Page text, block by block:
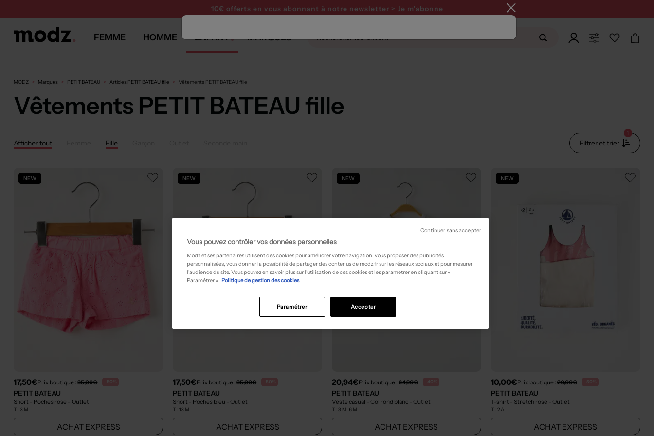
10€ offerts en vous abonnant à notre newsletter > Je m'abonne
FEMME HOMME ENFANT MARQUES
MODZ Marques PETIT BATEAU Articles PETIT BATEAU fille Vêtements PETIT BATEAU fille
Vêtements PETIT BATEAU fille
Afficher tout Fille Filtrer et trier
1
NEW
17,50€Prix boutique :35,00€ -50%
PETIT BATEAU
Short - Poches rose - Outlet
T :3 M
ACHAT EXPRESS
NEW
17,50€Prix boutique :35,00€ -50%
PETIT BATEAU
Short - Poches bleu - Outlet
T :18 M
ACHAT EXPRESS
NEW
20,94€Prix boutique : 34,90€ -40%
PETIT BATEAU
Veste casual - Col rond blanc - Outlet
T : 3 M, 6 M
ACHAT EXPRESS
NEW
10,00€Prix boutique : 20,00€ -50%
PETIT BATEAU
T-shirt - Stretch rose - Outlet
T : 2 A
ACHAT EXPRESS
Vous pouvez contrôler vos données personnelles
Modz et ses partenaires utilisent des cookies pour améliorer votre navigation, vous proposer des publicités
personnalisées, vous donner la possibilité de partager des contenus de modz.fr sur les réseaux sociaux et pour mesurer
l’audience du site. Vous pouvez en savoir plus sur l’utilisation de ces cookies et les paramétrer en cliquant sur «
Paramétrer ». Politique de gestion des cookies
Accepter
Paramétrer
Continuer sans accepter